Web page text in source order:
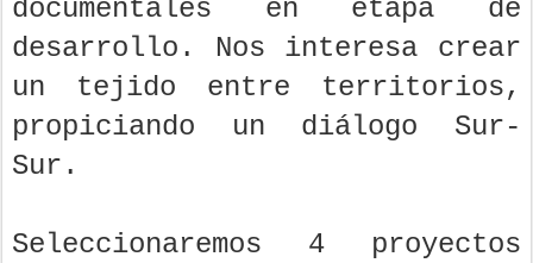
documentales en etapa de
desarrollo. Nos interesa crear
un tejido entre territorios,
propiciando un diálogo Sur-
Sur.
Seleccionaremos 4 proyectos